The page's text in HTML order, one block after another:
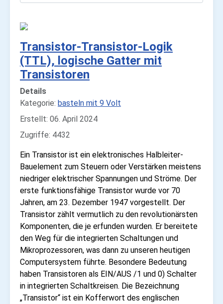
Transistor-Transistor-Logik
(TTL), logische Gatter mit
Transistoren
Details
Kategorie: basteln mit 9 Volt
Erstellt: 06. April 2024
Zugriffe: 4432
Ein Transistor ist ein elektronisches Halbleiter-
Bauelement zum Steuern oder Verstärken meistens
niedriger elektrischer Spannungen und Ströme. Der
erste funktionsfähige Transistor wurde vor 70
Jahren, am 23. Dezember 1947 vorgestellt. Der
Transistor zählt vermutlich zu den revolutionärsten
Komponenten, die je erfunden wurden. Er bereitete
den Weg für die integrierten Schaltungen und
Mikroprozessoren, was dann zu unseren heutigen
Computersystem führte. Besondere Bedeutung
haben Transistoren als EIN/AUS /1 und 0) Schalter
in integrierten Schaltkreisen. Die Bezeichnung
„Transistor“ ist ein Kofferwort des englischen